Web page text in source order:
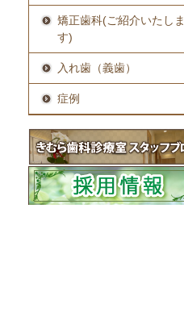
矯正歯科(ご紹介いたしま
す)
入れ歯（義歯）
症例